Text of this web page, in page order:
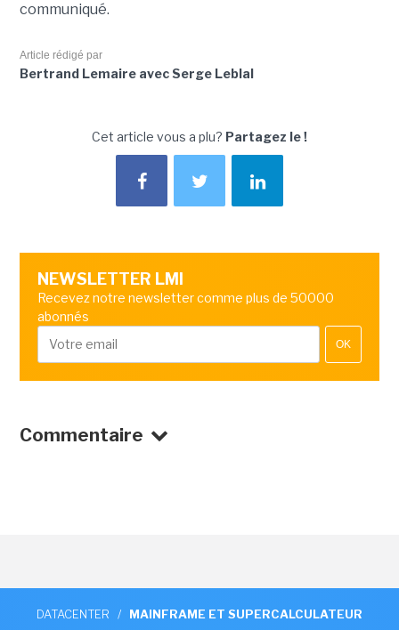
communiqué.
Article rédigé par
Bertrand Lemaire avec Serge Leblal
Cet article vous a plu? Partagez le !
NEWSLETTER LMI
Recevez notre newsletter comme plus de 50000
abonnés
OK
Commentaire
DATACENTER / MAINFRAME ET SUPERCALCULATEUR